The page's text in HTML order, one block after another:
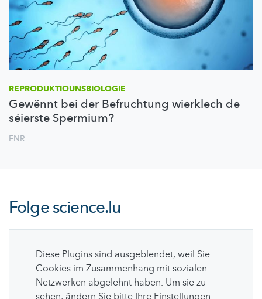
REPRODUKTIOUNSBIOLOGIE
Gewënnt bei der Befruchtung wierklech de
séierste Spermium?
FNR
Folgescience.lu
Diese Plugins sind ausgeblendet, weil Sie
Cookies im Zusammenhang mit sozialen
Netzwerken abgelehnt haben. Um sie zu
sehen, ändern Sie bitte Ihre Einstellungen.